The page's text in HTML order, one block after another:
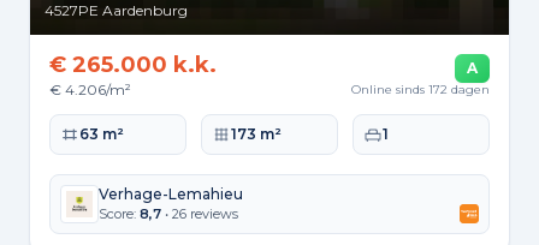
4527PE Aardenburg
€ 265.000 k.k.
€ 4.206/m²
A
Online sinds 172 dagen
Woonoppervlakte
63 m² Perceeloppervlakte
173 m² Slaapkamers
1
Verhage-Lemahieu
Score: 8,7 • 26 reviews